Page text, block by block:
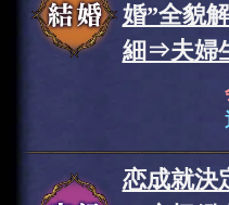
婚”全貌
細⇒夫婦
恋成就決